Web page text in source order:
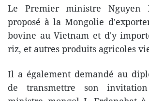
​Le Premier ministre Nguyen
proposé à la Mongolie
bovine au Vietnam et d'y
riz, et autres produits agricoles
Il a également demandé au
de transmettre son